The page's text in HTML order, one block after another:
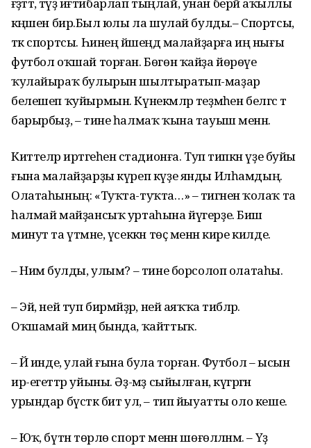
кәңәшен бирә.Был юлы ла шулай булды.– Спортсы,
тәк спортсы. Һинең йәшеңдә малайҙарға иң нығы
футбол оҡшай торған. Бөгөн ҡайҙа йөрөүе
ҡулайыраҡ булырын шылтыратып-маҙар
белешеп ҡуйырмын. Күнекмәләр теҙмәһен белгәс тә
барырбыҙ, – тине һалмаҡ ҡына тауыш менән.
Киттеләр иртәгеһенә стадионға. Туп типкән үҙе буйы
ғына малайҙарҙы күреп күҙе янды Илһамдың.
Олатаһының: «Туҡта-туҡта…» – тигәненә ҡолаҡ та
һалмай майҙансыҡ уртаһына йүгерҙе. Биш
минут та үтмәне, үсеккән төҫ менән кире килде.
– Нимә булды, улым? – тине борсолоп олатаһы.
– Эй, ней туп бирмәйҙәр, ней аяҡҡа тибәләр.
Оҡшамай миңә бында, ҡайттыҡ.
– Йә инде, улай ғына була торған. Футбол – ысын
ир-егеттәр уйыны. Әҙ-мәҙ сыйыл­ған, күгәргән
урындар бүстәк бит ул, – тип йыуатты оло ке­ше.
– Юҡ, бүтән төрлө спорт менән шөғөлләнәм. – Үҙ